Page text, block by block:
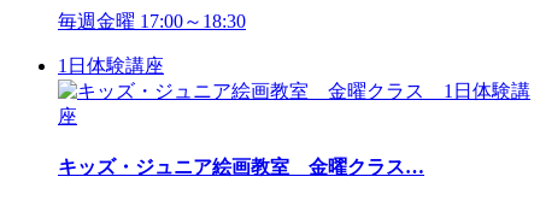
毎週金曜 17:00～18:30
1日体験講座
キッズ・ジュニア絵画教室 金曜クラス…